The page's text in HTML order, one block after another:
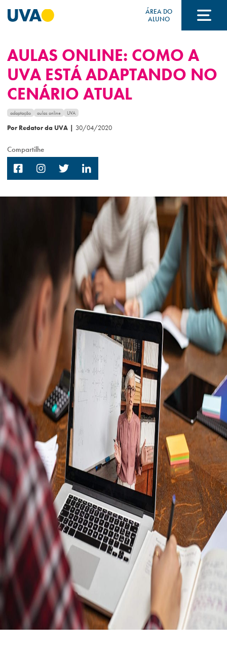
ÁREA DO
ALUNO
A UVA
CURSOS
FORMAS DE INGRESSO
FINANCIAMENTO E BOLSAS
Atendimento (21) 2574 8888
Conclua sua Matrícula
INSCREVA-SE SOLICITE INFORMAÇÕES
ÁREA DO ALUNO LOGIN
AULAS ONLINE: COMO A
UVA ESTÁ ADAPTANDO NO
CENÁRIO ATUAL
adaptação aulas online UVA
Por Redator da UVA | 30/04/2020
Compartilhe